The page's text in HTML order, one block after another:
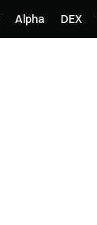
Alpha DEX